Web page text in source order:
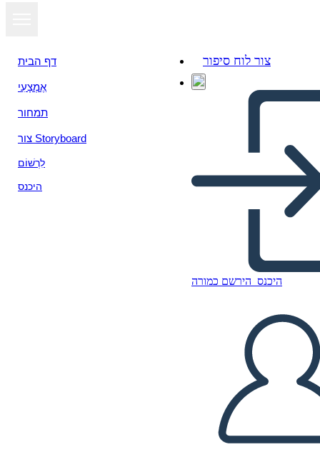
דף הבית
אֶמְצָעִי
תמחור
צור Storyboard
לִרְשׁוֹם
היכנס
צור לוח סיפור
היכנס הירשם כמורה
Fatti del Giorno Della
Camicia Arancione